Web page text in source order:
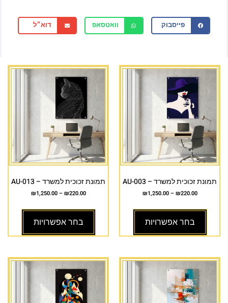
פייסבוק וואטסאפ דוא״ל
תמונת זכוכית למשרד – AU-003
₪220.00
–
₪1,250.00
בחר אפשרויות
תמונת זכוכית למשרד – AU-013
₪220.00
–
₪1,250.00
בחר אפשרויות